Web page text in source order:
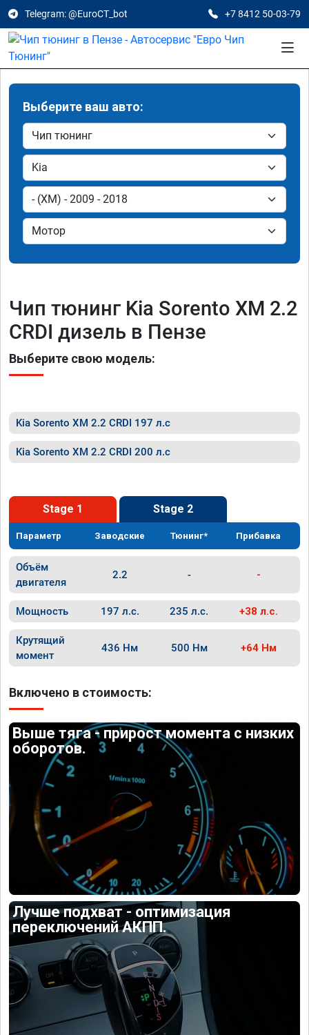
Telegram: @EuroCT_bot +7 8412 50-03-79
Выберите ваш авто:
Чип тюнинг Kia Sorento XM 2.2
CRDI дизель в Пензе
Выберите свою модель:
Kia Sorento XM 2.2 CRDI 197 л.с
Kia Sorento XM 2.2 CRDI 200 л.с
Stage 1 Stage 2
Параметр Заводские Тюнинг* Прибавка
Объём
двигателя
2.2 - -
Мощность 197 л.с. 235 л.с. +38 л.с.
Крутящий
момент
436 Нм 500 Нм +64 Нм
Включено в стоимость:
Выше тяга - прирост момента с низких
оборотов.
Лучше подхват - оптимизация
переключений АКПП.